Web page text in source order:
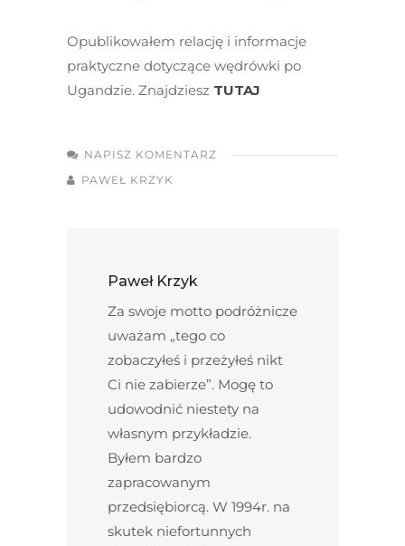
Opublikowałem relację i informacje
praktyczne dotyczące wędrówki po
Ugandzie. Znajdziesz TUTAJ
NAPISZ KOMENTARZ
PAWEŁ KRZYK
Paweł Krzyk
Za swoje motto podróżnicze
uważam „tego co
zobaczyłeś i przeżyłeś nikt
Ci nie zabierze”. Mogę to
udowodnić niestety na
własnym przykładzie.
Byłem bardzo
zapracowanym
przedsiębiorcą. W 1994r. na
skutek niefortunnych